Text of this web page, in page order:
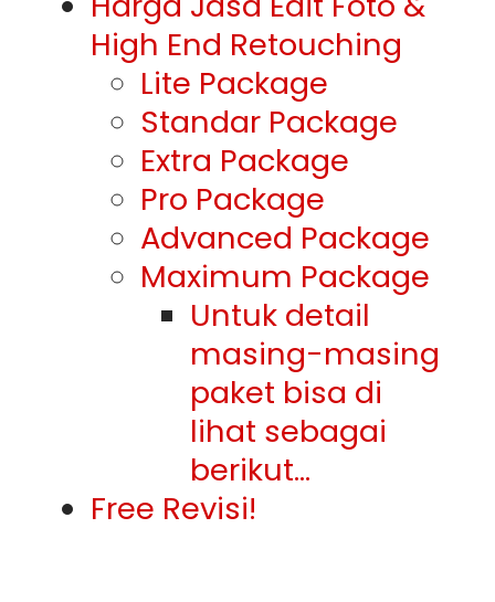
High End Retouching
Lite Package
Standar Package
Extra Package
Pro Package
Advanced Package
Maximum Package
Untuk detail
masing-masing
paket bisa di
lihat sebagai
berikut…
Free Revisi!